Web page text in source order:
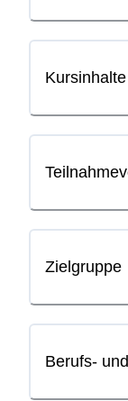
Kursinhalte
Zielgruppe
Berufs-